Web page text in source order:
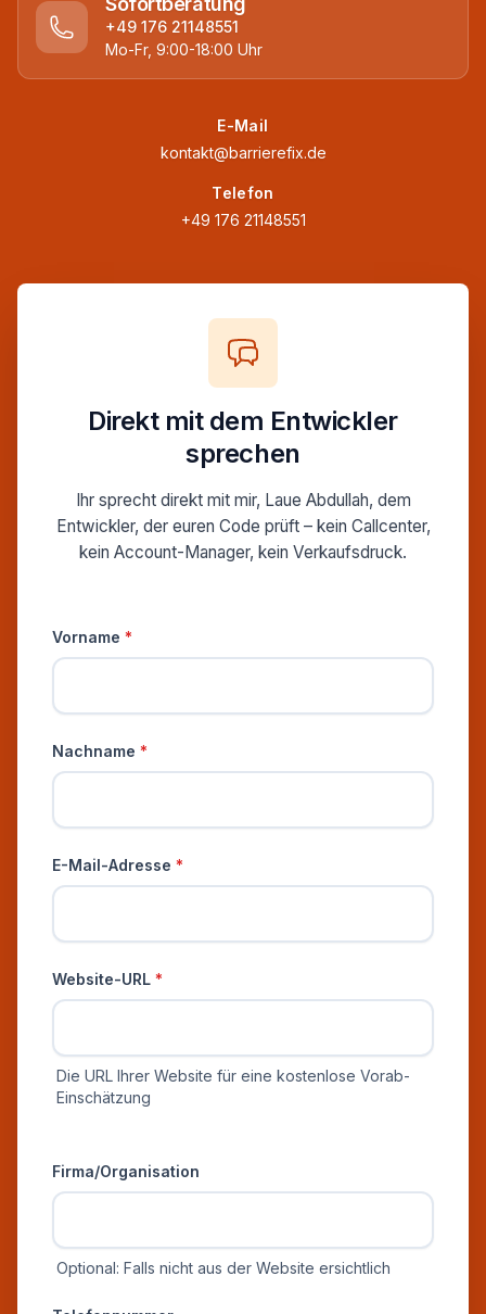
+49 176 21148551
Mo-Fr, 9:00-18:00 Uhr
E-Mail
kontakt@barrierefix.de
Telefon
+49 176 21148551
Direkt mit dem Entwickler
sprechen
Ihr sprecht direkt mit mir, Laue Abdullah, dem
Entwickler, der euren Code prüft – kein Callcenter,
kein Account-Manager, kein Verkaufsdruck.
Vorname *
Nachname *
E-Mail-Adresse *
Website-URL *
Die URL Ihrer Website für eine kostenlose Vorab-
Einschätzung
Firma/Organisation
Optional: Falls nicht aus der Website ersichtlich